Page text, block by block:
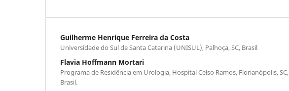
Guilherme Henrique Ferreira da Costa
Universidade do Sul de Santa Catarina (UNISUL), Palhoça, SC, Brasil
Flavia Hoffmann Mortari
Programa de Residência em Urologia, Hospital Celso Ramos, Florianópolis, SC,
Brasil.